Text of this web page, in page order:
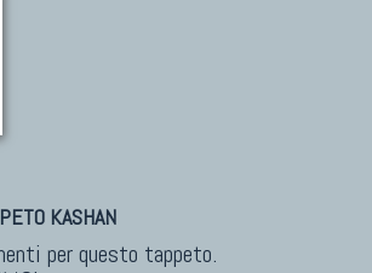
KASHAN
per questo tappeto.